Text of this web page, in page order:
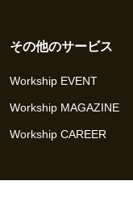
その他のサービス
Workship EVENT
Workship MAGAZINE
Workship CAREER